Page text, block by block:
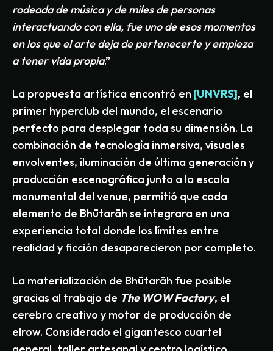
rodeada de música y de miles de personas
interactuando con ella, fue uno de esos momentos
en los que el arte deja de pertenecerte y empieza
a tener vida propia.”
La propuesta artística encontró en [UNVRS], el
primer hyperclub del mundo, el escenario
perfecto para desplegar toda su dimensión. La
combinación de tecnología inmersiva, visuales
envolventes, iluminación de última generación y
producción escenográfica junto a la escala
monumental del venue, permitió que cada
elemento de Bhūtarāh se integrara en una
experiencia total donde los límites entre
realidad y ficción desaparecieron por completo.
La materialización de Bhūtarāh fue posible
gracias al trabajo de The WOW Factory, el
cerebro creativo y motor de producción de
elrow. Considerado el gigantesco cuartel